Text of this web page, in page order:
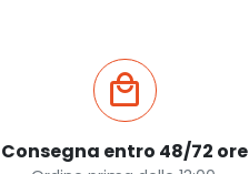
Consegna entro 48/72 ore